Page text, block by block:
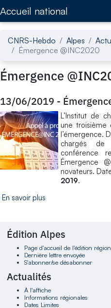
Accueil national
CNRS-Hebdo Alpes
Émergence @INC2020
Émergence
13/06/2019 -
L’Institut de
une troisième
l’émergence.
chargés
conférence
Émergence
novateurs.
2019.
En savoir plus
Édition Alpes
Page d'accueil de l'édition
Dernière lettre envoyée
S'abonner/se désabonner
Actualités
À l'affiche
Informations régionales
Dates Limites